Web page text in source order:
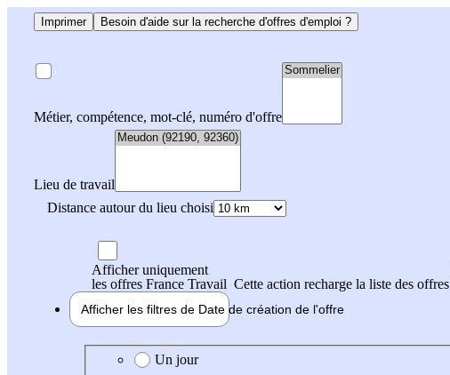
Imprimer Besoin d'aide sur la recherche d'offres d'emploi ?
Métier, compétence, mot-clé, numéro d'offre
Lieu de travail
Distance autour du lieu choisi
Afficher uniquement
les offres France Travail Cette action recharge la liste des offres
Afficher les filtres de Date de création de l'offre
Date de création de l'offre
Un jour